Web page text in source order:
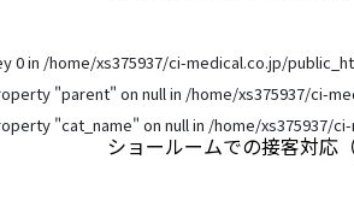
0 in /home/xs375937/ci-medical.co.jp/
"parent" on null in /home/xs375937/ci-
"cat_name" on null in /home/xs375937/
ショールームでの接客対応（